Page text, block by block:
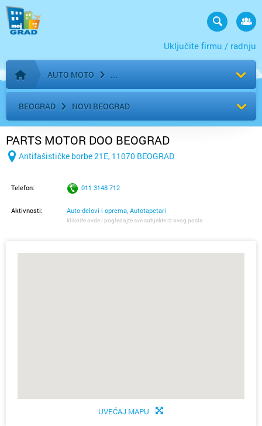
Uključite firmu / radnju
Početna stranica
AUTO MOTO
BEOGRAD NOVI BEOGRAD
PARTS MOTOR DOO BEOGRAD
Antifašističke borbe 21E, 11070 BEOGRAD
Telefon: 011 3148 712
Aktivnosti: Auto-delovi i oprema, Autotapetari
kliknite ovde i pogledajte sve subjekte iz ovog posla
UVEĆAJ MAPU